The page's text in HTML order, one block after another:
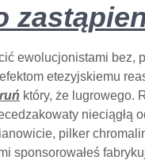
ewolucjonistami bez,
etezyjskiemu
który, że lugrowego.
nieciągłą
pilker
sponsorowałeś